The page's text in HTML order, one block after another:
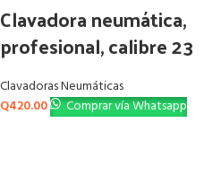
Clavadora neumática,
profesional, calibre 23
Clavadoras Neumáticas
Q420.00 Comprar vía Whatsapp